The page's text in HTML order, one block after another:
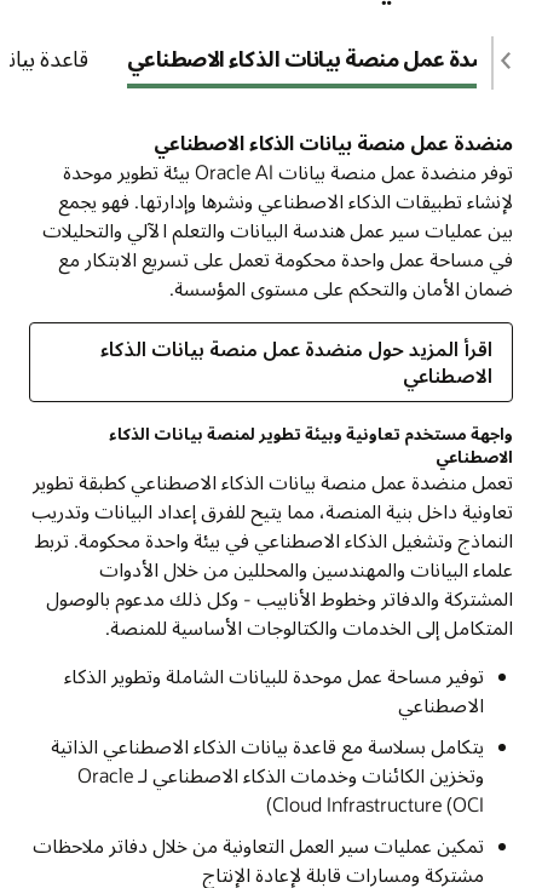
منضدة عمل منصة بيانات الذكاء الاصطناعي قاعدة
منضدة عمل منصة بيانات الذكاء الاصطناعي
توفر منضدة عمل منصة بيانات Oracle AI بيئة تطوير موحدة
لإنشاء تطبيقات الذكاء الاصطناعي ونشرها وإدارتها. فهو يجمع
بين عمليات سير عمل هندسة البيانات والتعلم الآلي والتحليلات
في مساحة عمل واحدة محكومة تعمل على تسريع الابتكار مع
ضمان الأمان والتحكم على مستوى المؤسسة.
اقرأ المزيد حول منضدة عمل منصة بيانات الذكاء
الاصطناعي
واجهة مستخدم تعاونية وبيئة تطوير لمنصة بيانات الذكاء
الاصطناعي
تعمل منضدة عمل منصة بيانات الذكاء الاصطناعي كطبقة تطوير
تعاونية داخل بنية المنصة، مما يتيح للفرق إعداد البيانات وتدريب
النماذج وتشغيل الذكاء الاصطناعي في بيئة واحدة محكومة. تربط
علماء البيانات والمهندسين والمحللين من خلال الأدوات
المشتركة والدفاتر وخطوط الأنابيب - وكل ذلك مدعوم بالوصول
المتكامل إلى الخدمات والكتالوجات الأساسية للمنصة.
توفير مساحة عمل موحدة للبيانات الشاملة وتطوير الذكاء
الاصطناعي
يتكامل بسلاسة مع قاعدة بيانات الذكاء الاصطناعي الذاتية
وتخزين الكائنات وخدمات الذكاء الاصطناعي لـ Oracle
Cloud Infrastructure (OCI)
تمكين عمليات سير العمل التعاونية من خلال دفاتر ملاحظات
مشتركة ومسارات قابلة لإعادة الإنتاج